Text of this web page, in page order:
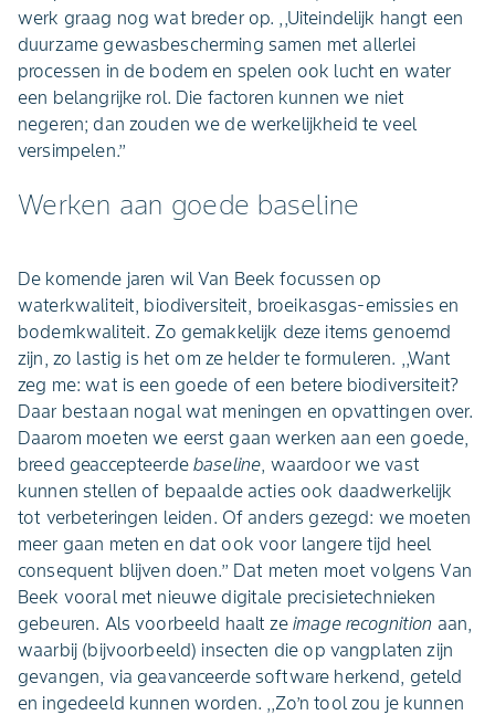
werk graag nog wat breder op. ,,Uiteindelijk hangt een
duurzame gewasbescherming samen met allerlei
processen in de bodem en spelen ook lucht en water
een belangrijke rol. Die factoren kunnen we niet
negeren; dan zouden we de werkelijkheid te veel
versimpelen.’’
Werken aan goede baseline
De komende jaren wil Van Beek focussen op
waterkwaliteit, biodiversiteit, broeikasgas-emissies en
bodemkwaliteit. Zo gemakkelijk deze items genoemd
zijn, zo lastig is het om ze helder te formuleren. ,,Want
zeg me: wat is een goede of een betere biodiversiteit?
Daar bestaan nogal wat meningen en opvattingen over.
Daarom moeten we eerst gaan werken aan een goede,
breed geaccepteerde baseline , waardoor we vast
kunnen stellen of bepaalde acties ook daadwerkelijk
tot verbeteringen leiden. Of anders gezegd: we moeten
meer gaan meten en dat ook voor langere tijd heel
consequent blijven doen.’’ Dat meten moet volgens Van
Beek vooral met nieuwe digitale precisietechnieken
gebeuren. Als voorbeeld haalt ze image recognition aan,
waarbij (bijvoorbeeld) insecten die op vangplaten zijn
gevangen, via geavanceerde software herkend, geteld
en ingedeeld kunnen worden. ,,Zo’n tool zou je kunnen